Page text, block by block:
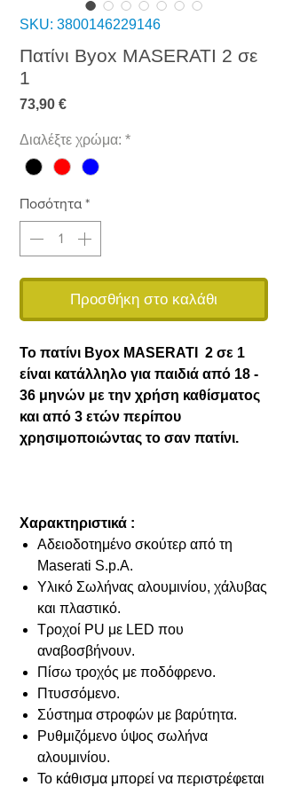
SKU: 3800146229146
Πατίνι Byox MASERATI 2 σε
1
73,90 €Τιμή
Διαλέξτε χρώμα: *
Ποσότητα *
Προσθήκη στο καλάθι
Το πατίνι Byox MASERATI 2 σε 1
είναι κατάλληλο για παιδιά από 18 -
36 μηνών με την χρήση καθίσματος
και από 3 ετών περίπου
χρησιμοποιώντας το σαν πατίνι.
Χαρακτηριστικά :
Αδειοδοτημένο σκούτερ από τη
Maserati S.p.A.
Υλικό Σωλήνας αλουμινίου, χάλυβας
και πλαστικό.
Τροχοί PU με LED που
αναβοσβήνουν.
Πίσω τροχός με ποδόφρενο.
Πτυσσόμενο.
Σύστημα στροφών με βαρύτητα.
Ρυθμιζόμενο ύψος σωλήνα
αλουμινίου.
Το κάθισμα μπορεί να περιστρέφεται